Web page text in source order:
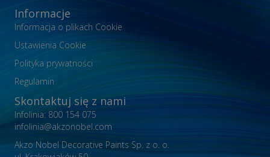
Informacje
Informacja o plikach Cookie
Ustawienia Cookie
Polityka prywatności
Regulamin
Skontaktuj się z nami
Infolinia: 800 154 075
infolinia@akzonobel.com
Akzo Nobel Decorative Paints Sp. z o. o.